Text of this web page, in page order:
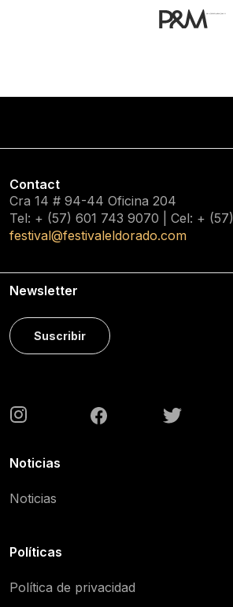
Contact
Cra 14 # 94-44 Oficina 204
Tel: + (57) 601 743 9070 | Cel: + (57)
festival@festivaleldorado.com
Newsletter
Suscribir
Noticias
Noticias
Políticas
Política de privacidad